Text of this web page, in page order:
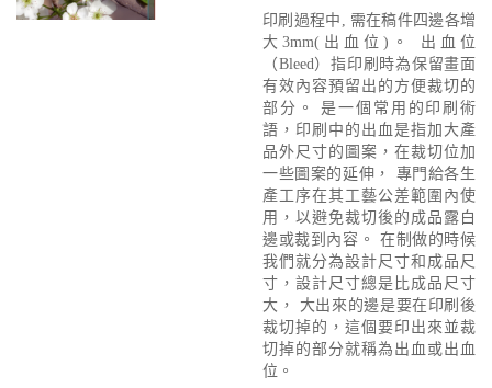
印刷過程中, 需在稿件四邊各增
大3mm(出血位)。 出血位
（Bleed）指印刷時為保留畫面
有效內容預留出的方便裁切的
部分。 是一個常用的印刷術
語，印刷中的出血是指加大產
品外尺寸的圖案，在裁切位加
一些圖案的延伸， 專門給各生
產工序在其工藝公差範圍內使
用，以避免裁切後的成品露白
邊或裁到內容。 在制做的時候
我們就分為設計尺寸和成品尺
寸，設計尺寸總是比成品尺寸
大， 大出來的邊是要在印刷後
裁切掉的，這個要印出來並裁
切掉的部分就稱為出血或出血
位。